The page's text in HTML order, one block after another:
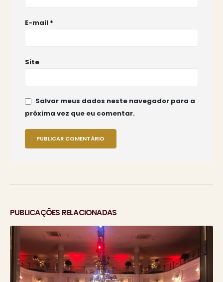
E-mail *
Site
Salvar meus dados neste navegador para a
próxima vez que eu comentar.
PUBLICAÇÕES RELACIONADAS